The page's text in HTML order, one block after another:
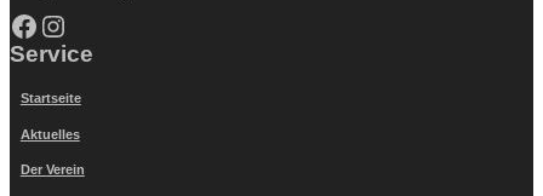
Facebook Instagram
Service
Startseite
Aktuelles
Der Verein